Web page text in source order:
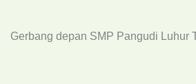
Gerbang depan SMP Pangudi Luhur